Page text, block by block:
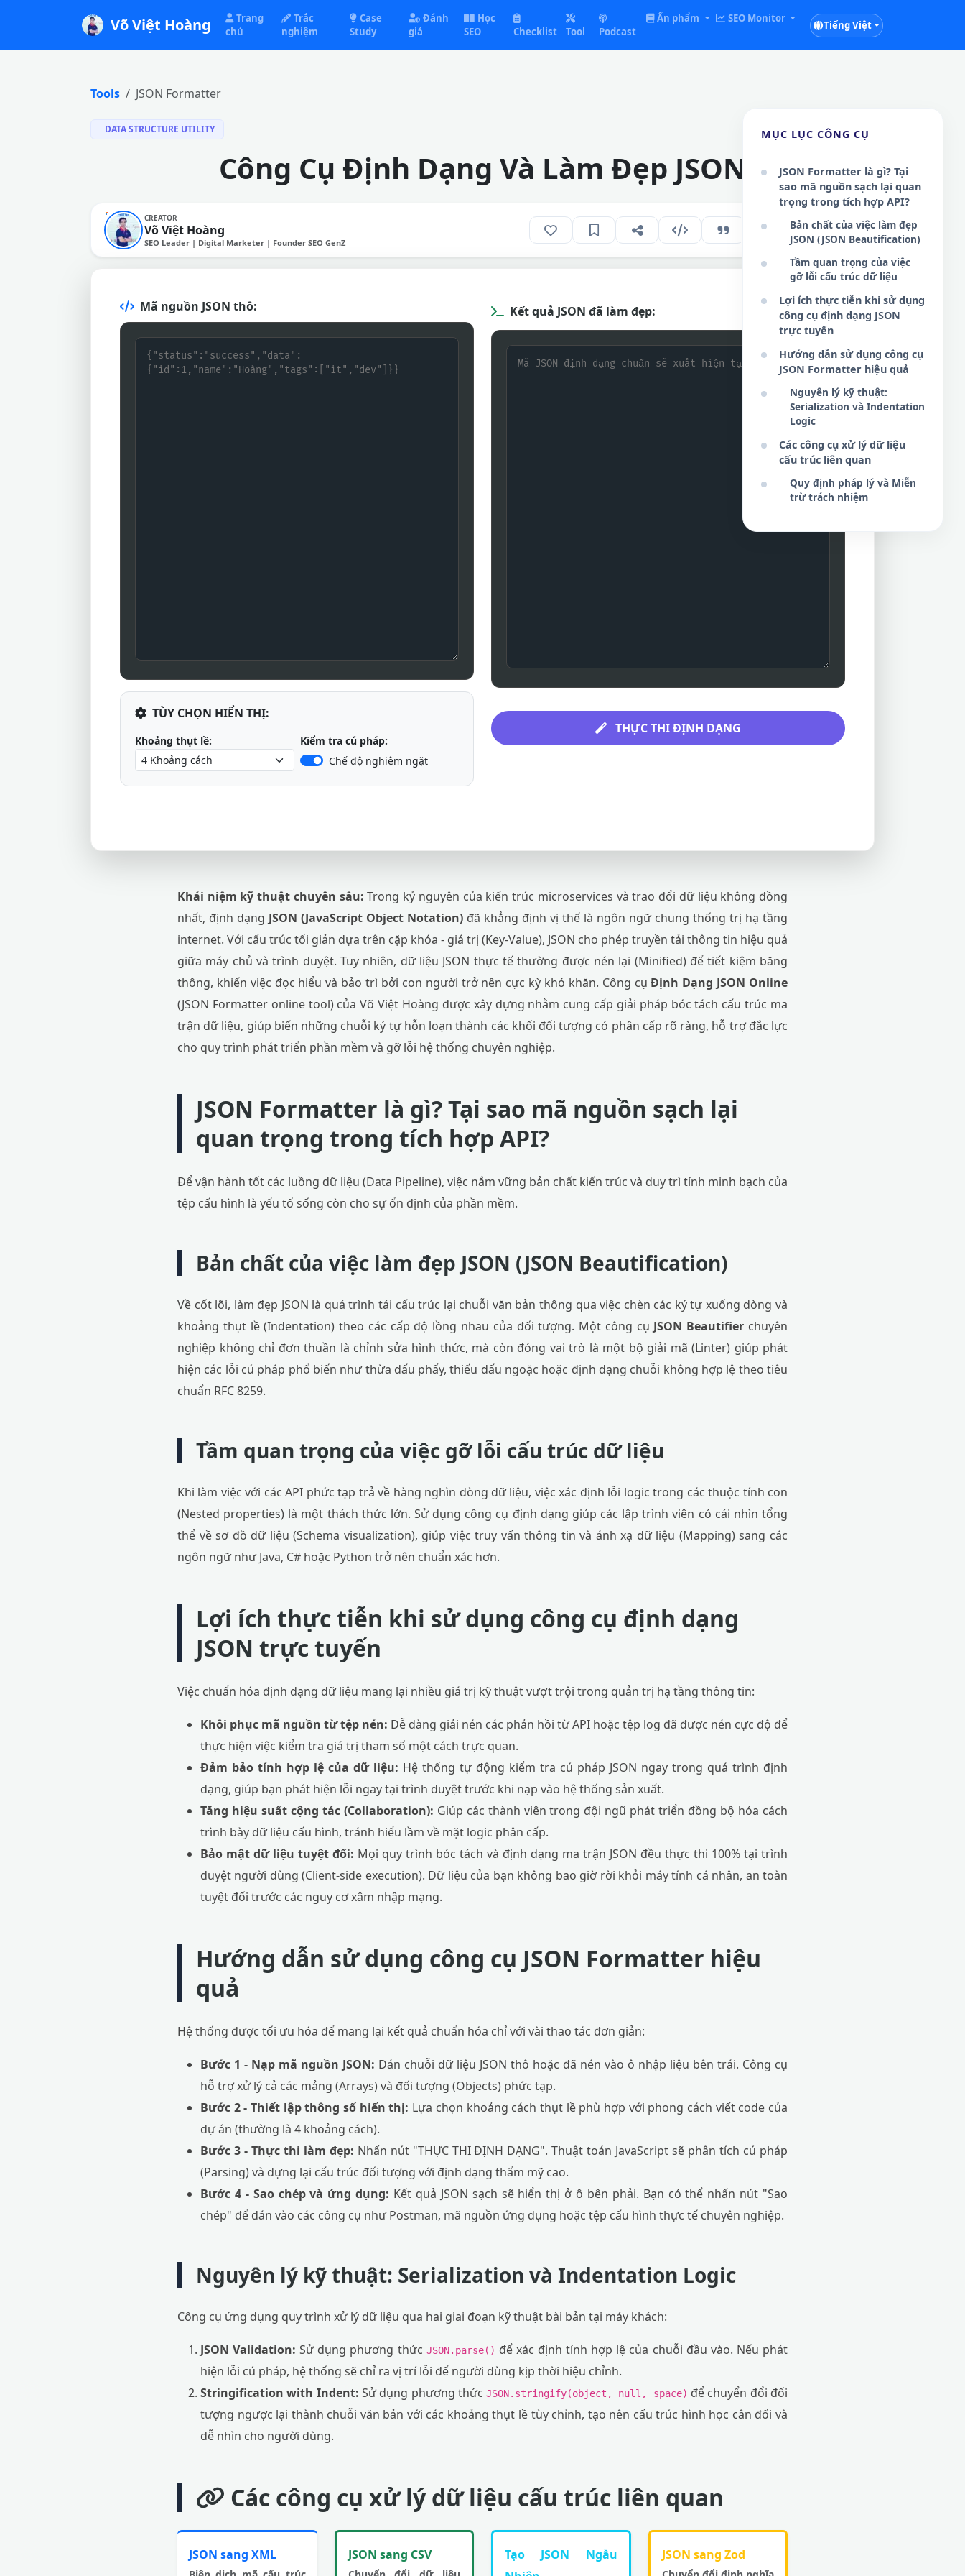
Võ Việt Hoàng
Trang
chủ
Trắc
nghiệm
Case
Study
Đánh
giá
Học
SEO
Checklist Tool Podcast
Ấn phẩm SEO Monitor
Tiếng Việt
Tools JSON Formatter
DATA STRUCTURE UTILITY
Công Cụ Định Dạng Và Làm Đẹp JSON
CREATOR
Võ Việt Hoàng
SEO Leader | Digital Marketer | Founder SEO GenZ
VI 238
Mã nguồn JSON thô:
TÙY CHỌN HIỂN THỊ:
Khoảng thụt lề:
Kiểm tra cú pháp:
Chế độ nghiêm ngặt
Kết quả JSON đã làm đẹp: Sao chép
THỰC THI ĐỊNH DẠNG
Khái niệm kỹ thuật chuyên sâu: Trong kỷ nguyên của kiến trúc microservices và trao đổi dữ liệu không đồng
nhất, định dạng JSON (JavaScript Object Notation) đã khẳng định vị thế là ngôn ngữ chung thống trị hạ tầng
internet. Với cấu trúc tối giản dựa trên cặp khóa - giá trị (Key-Value), JSON cho phép truyền tải thông tin hiệu quả
giữa máy chủ và trình duyệt. Tuy nhiên, dữ liệu JSON thực tế thường được nén lại (Minified) để tiết kiệm băng
thông, khiến việc đọc hiểu và bảo trì bởi con người trở nên cực kỳ khó khăn. Công cụĐịnh Dạng JSON Online
(JSON Formatter online tool) của Võ Việt Hoàng được xây dựng nhằm cung cấp giải pháp bóc tách cấu trúc ma
trận dữ liệu, giúp biến những chuỗi ký tự hỗn loạn thành các khối đối tượng có phân cấp rõ ràng, hỗ trợ đắc lực
cho quy trình phát triển phần mềm và gỡ lỗi hệ thống chuyên nghiệp.
JSON Formatter là gì? Tại sao mã nguồn sạch lại
quan trọng trong tích hợp API?
Để vận hành tốt các luồng dữ liệu (Data Pipeline), việc nắm vững bản chất kiến trúc và duy trì tính minh bạch của
tệp cấu hình là yếu tố sống còn cho sự ổn định của phần mềm.
Bản chất của việc làm đẹp JSON (JSON Beautification)
Về cốt lõi, làm đẹp JSON là quá trình tái cấu trúc lại chuỗi văn bản thông qua việc chèn các ký tự xuống dòng và
khoảng thụt lề (Indentation) theo các cấp độ lồng nhau của đối tượng. Một công cụ JSON Beautifier chuyên
nghiệp không chỉ đơn thuần là chỉnh sửa hình thức, mà còn đóng vai trò là một bộ giải mã (Linter) giúp phát
hiện các lỗi cú pháp phổ biến như thừa dấu phẩy, thiếu dấu ngoặc hoặc định dạng chuỗi không hợp lệ theo tiêu
chuẩn RFC 8259.
Tầm quan trọng của việc gỡ lỗi cấu trúc dữ liệu
Khi làm việc với các API phức tạp trả về hàng nghìn dòng dữ liệu, việc xác định lỗi logic trong các thuộc tính con
(Nested properties) là một thách thức lớn. Sử dụng công cụ định dạng giúp các lập trình viên có cái nhìn tổng
thể về sơ đồ dữ liệu (Schema visualization), giúp việc truy vấn thông tin và ánh xạ dữ liệu (Mapping) sang các
ngôn ngữ như Java, C# hoặc Python trở nên chuẩn xác hơn.
Lợi ích thực tiễn khi sử dụng công cụ định dạng
JSON trực tuyến
Việc chuẩn hóa định dạng dữ liệu mang lại nhiều giá trị kỹ thuật vượt trội trong quản trị hạ tầng thông tin:
Khôi phục mã nguồn từ tệp nén: Dễ dàng giải nén các phản hồi từ API hoặc tệp log đã được nén cực độ để
thực hiện việc kiểm tra giá trị tham số một cách trực quan.
Đảm bảo tính hợp lệ của dữ liệu: Hệ thống tự động kiểm tra cú pháp JSON ngay trong quá trình định
dạng, giúp bạn phát hiện lỗi ngay tại trình duyệt trước khi nạp vào hệ thống sản xuất.
Tăng hiệu suất cộng tác (Collaboration): Giúp các thành viên trong đội ngũ phát triển đồng bộ hóa cách
trình bày dữ liệu cấu hình, tránh hiểu lầm về mặt logic phân cấp.
Bảo mật dữ liệu tuyệt đối: Mọi quy trình bóc tách và định dạng ma trận JSON đều thực thi 100% tại trình
duyệt người dùng (Client-side execution). Dữ liệu của bạn không bao giờ rời khỏi máy tính cá nhân, an toàn
tuyệt đối trước các nguy cơ xâm nhập mạng.
Hướng dẫn sử dụng công cụ JSON Formatter hiệu
quả
Hệ thống được tối ưu hóa để mang lại kết quả chuẩn hóa chỉ với vài thao tác đơn giản:
Bước 1 - Nạp mã nguồn JSON: Dán chuỗi dữ liệu JSON thô hoặc đã nén vào ô nhập liệu bên trái. Công cụ
hỗ trợ xử lý cả các mảng (Arrays) và đối tượng (Objects) phức tạp.
Bước 2 - Thiết lập thông số hiển thị: Lựa chọn khoảng cách thụt lề phù hợp với phong cách viết code của
dự án (thường là 4 khoảng cách).
Bước 3 - Thực thi làm đẹp: Nhấn nút "THỰC THI ĐỊNH DẠNG". Thuật toán JavaScript sẽ phân tích cú pháp
(Parsing) và dựng lại cấu trúc đối tượng với định dạng thẩm mỹ cao.
Bước 4 - Sao chép và ứng dụng: Kết quả JSON sạch sẽ hiển thị ở ô bên phải. Bạn có thể nhấn nút "Sao
chép" để dán vào các công cụ như Postman, mã nguồn ứng dụng hoặc tệp cấu hình thực tế chuyên nghiệp.
Nguyên lý kỹ thuật: Serialization và Indentation Logic
Công cụ ứng dụng quy trình xử lý dữ liệu qua hai giai đoạn kỹ thuật bài bản tại máy khách:
JSON Validation: Sử dụng phương thức JSON.parse() để xác định tính hợp lệ của chuỗi đầu vào. Nếu phát
hiện lỗi cú pháp, hệ thống sẽ chỉ ra vị trí lỗi để người dùng kịp thời hiệu chỉnh.
Stringification with Indent: Sử dụng phương thứcJSON.stringify(object, null, space) để chuyển đổi đối
tượng ngược lại thành chuỗi văn bản với các khoảng thụt lề tùy chỉnh, tạo nên cấu trúc hình học cân đối và
dễ nhìn cho người dùng.
Các công cụ xử lý dữ liệu cấu trúc liên quan
JSON sang XML JSON sang CSV
Tạo JSON Ngẫu
JSON sang Zod
MỤC LỤC CÔNG CỤ
JSON Formatter là gì? Tại
sao mã nguồn sạch lại quan
trọng trong tích hợp API?
Bản chất của việc làm đẹp
JSON (JSON Beautification)
Tầm quan trọng của việc
gỡ lỗi cấu trúc dữ liệu
Lợi ích thực tiễn khi sử dụng
công cụ định dạng JSON
trực tuyến
Hướng dẫn sử dụng công cụ
JSON Formatter hiệu quả
Nguyên lý kỹ thuật:
Serialization và Indentation
Logic
Các công cụ xử lý dữ liệu
cấu trúc liên quan
Quy định pháp lý và Miễn
trừ trách nhiệm